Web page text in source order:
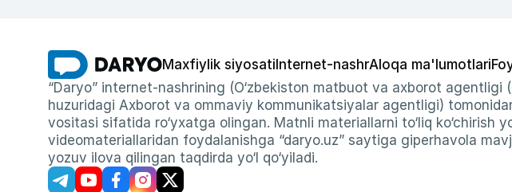
Maxfiylik siyosati Internet-nashrAloqa ma'lumotlari
“Daryo” internet-nashrining (O‘zbekiston matbuot va axborot agentligi
huzuridagi Axborot va ommaviy kommunikatsiyalar agentligi)
vositasi sifatida ro‘yxatga olingan. Matnli materiallarni to‘liq
videomateriallaridan foydalanishga “daryo.uz” saytiga giperhavola
yozuv ilova qilingan taqdirda yo‘l qo‘yiladi.